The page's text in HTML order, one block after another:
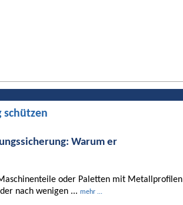
schützen
Warum er
oder Paletten mit Metallprofilen
nach wenigen ... mehr ...